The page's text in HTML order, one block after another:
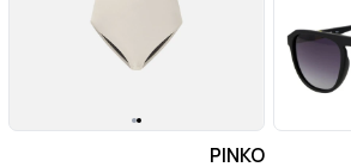
PINKO